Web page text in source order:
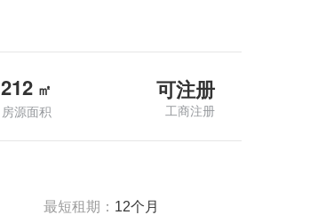
212 ㎡
房源面积
可注册
工商注册
最短租期： 12个月